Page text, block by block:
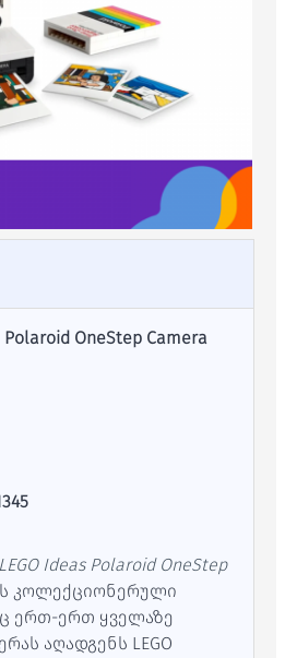
OneStep Camera
LEGO Ideas Polaroid OneStep
კოლექციონერული
ერთ-ერთ ყველაზე
აღადგენს LEGO